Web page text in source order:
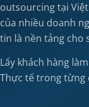
outsourcing tại
của nhiều doanh
tin là nền tảng cho
Lấy khách hàng
Thực tế trong từng